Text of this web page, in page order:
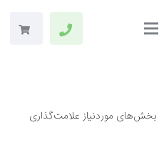
بخش‌های موردنیاز علامت‌گذاری